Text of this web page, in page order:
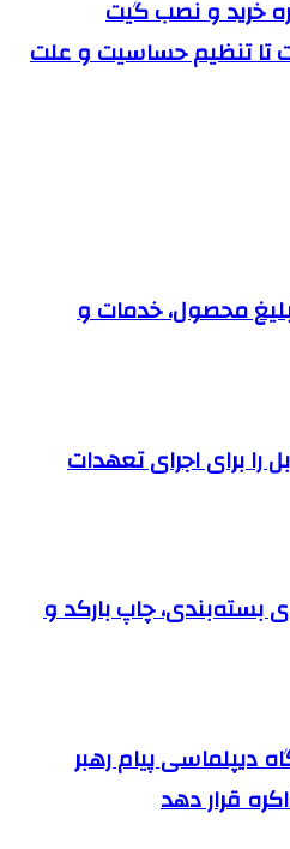
خرید و نصب گیت
تا تنظیم حساسیت و علت
محصول، خدمات و
را برای اجرای تعهدات
بسته‌بندی، چاپ بارکد و
دیپلماسی پیام رهبر
قرار دهد